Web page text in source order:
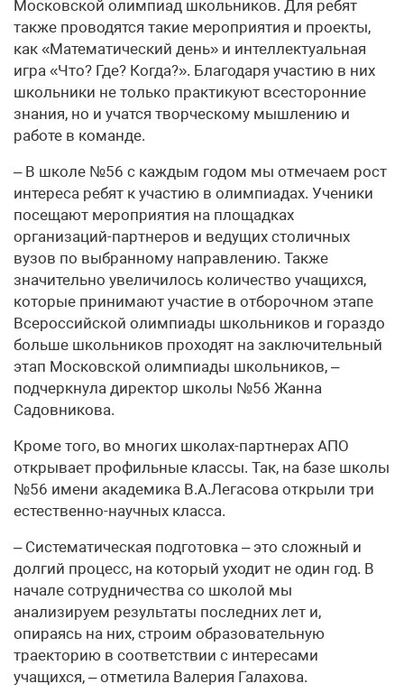
Московской олимпиад школьников. Для ребят
также проводятся такие мероприятия и проекты,
как «Математический день» и интеллектуальная
игра «Что? Где? Когда?». Благодаря участию в них
школьники не только практикуют всесторонние
знания, но и учатся творческому мышлению и
работе в команде.
– В школе №56 с каждым годом мы отмечаем рост
интереса ребят к участию в олимпиадах. Ученики
посещают мероприятия на площадках
организаций-партнеров и ведущих столичных
вузов по выбранному направлению. Также
значительно увеличилось количество учащихся,
которые принимают участие в отборочном этапе
Всероссийской олимпиады школьников и гораздо
больше школьников проходят на заключительный
этап Московской олимпиады школьников, –
подчеркнула директор школы №56 Жанна
Садовникова.
Кроме того, во многих школах-партнерах АПО
открывает профильные классы. Так, на базе школы
№56 имени академика В.А.Легасова открыли три
естественно-научных класса.
– Систематическая подготовка – это сложный и
долгий процесс, на который уходит не один год. В
начале сотрудничества со школой мы
анализируем результаты последних лет и,
опираясь на них, строим образовательную
траекторию в соответствии с интересами
учащихся, – отметила Валерия Галахова.